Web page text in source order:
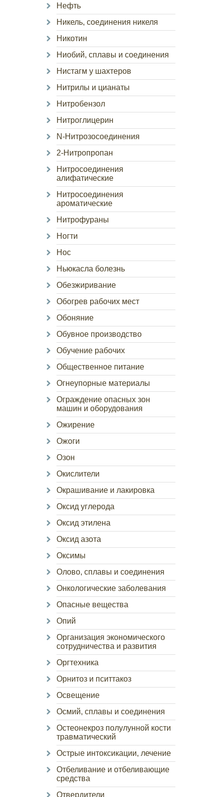
Нефть
Никель, соединения никеля
Никотин
Ниобий, сплавы и соединения
Нистагм у шахтеров
Нитрилы и цианаты
Нитробензол
Нитроглицерин
N-Нитрозосоединения
2-Нитропропан
Нитросоединения
алифатические
Нитросоединения
ароматические
Нитрофураны
Ногти
Нос
Ньюкасла болезнь
Обезжиривание
Обогрев рабочих мест
Обоняние
Обувное производство
Обучение рабочих
Общественное питание
Огнеупорные материалы
Ограждение опасных зон
машин и оборудования
Ожирение
Ожоги
Озон
Окислители
Окрашивание и лакировка
Оксид углерода
Оксид этилена
Оксид азота
Оксимы
Олово, сплавы и соединения
Онкологические заболевания
Опасные вещества
Опий
Организация экономического
сотрудничества и развития
Оргтехника
Орнитоз и пситтакоз
Освещение
Осмий, сплавы и соединения
Остеонекроз полулунной кости
травматический
Острые интоксикации, лечение
Отбеливание и отбеливающие
средства
Отвердители